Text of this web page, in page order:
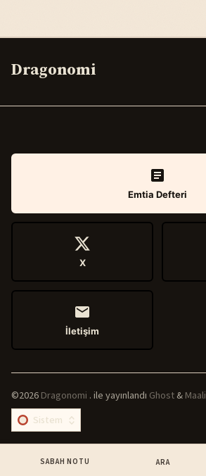
Dragonomi
Emtia Defteri
X
İletişim
©2026Dragonomi .ile yayınlandı Ghost&Maali
SABAH NOTU ARA